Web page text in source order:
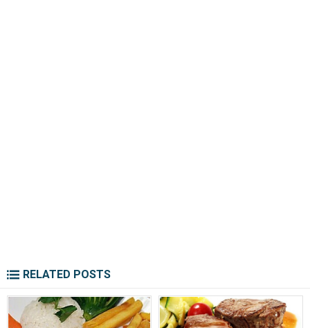
RELATED POSTS